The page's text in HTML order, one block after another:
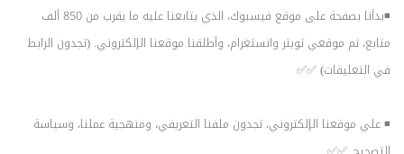
◾️بدأنا بصفحة على موقع فيسبوك، الذي يتابعنا عليه ما يقرب من 850 ألف
متابع، ثم موقعي تويتر وانستغرام، وأطلقنا موقعنا الإلكتروني. (تجدون الرابط
في التعليقات) ✅✅
◾️ علي موقعنا الإلكتروني، تجدون ملفنا التعريفي، ومنهجية عملنا، وسياسة